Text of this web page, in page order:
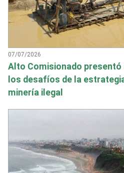
07/07/2026
Alto Comisionado
los desafíos de la
minería ilegal